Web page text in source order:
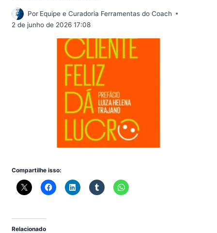
Por Equipe e Curadoria Ferramentas do Coach
2 de junho de 2026 17:08
Compartilhe isso:
Relacionado